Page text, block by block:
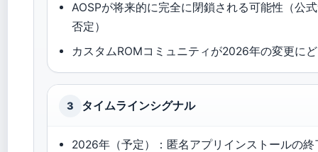
AOSPが将来的に完全に閉鎖される可能性（公
否定）
カスタムROMコミュニティが2026年の変更に
3 タイムラインシグナル
2026年（予定）：匿名アプリインストールの